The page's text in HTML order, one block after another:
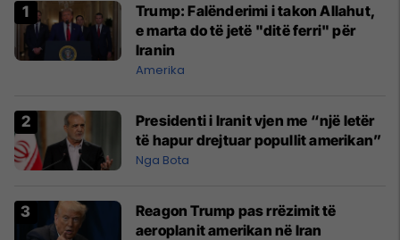
Trump: Falënderimi i takon Allahut,
e marta do të jetë "ditë ferri" për
Iranin
Amerika
Presidenti i Iranit vjen me “një letër
të hapur drejtuar popullit amerikan”
Nga Bota
Reagon Trump pas rrëzimit të
aeroplanit amerikan në Iran